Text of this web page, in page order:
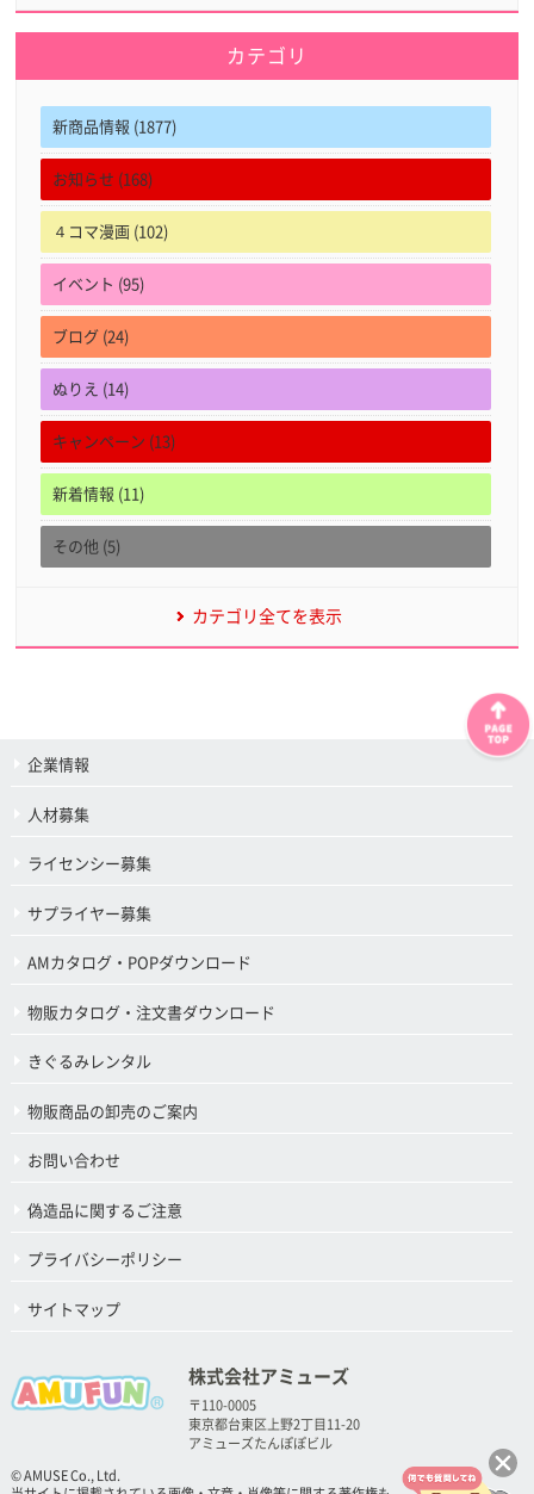
カテゴリ
新商品情報 (1877)
お知らせ (168)
４コマ漫画 (102)
イベント (95)
ブログ (24)
ぬりえ (14)
キャンペーン (13)
新着情報 (11)
その他 (5)
カテゴリ全てを表示
企業情報
人材募集
ライセンシー募集
サプライヤー募集
AMカタログ・POPダウンロード
物販カタログ・注文書ダウンロード
きぐるみレンタル
物販商品の卸売のご案内
お問い合わせ
偽造品に関するご注意
プライバシーポリシー
サイトマップ
株式会社アミューズ
〒110-0005
東京都台東区上野2丁目11-20
アミューズたんぽぽビル
© AMUSE Co., Ltd.